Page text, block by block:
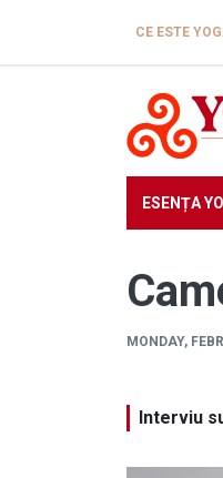
CE ESTE
ESENȚA
MONDAY,
Interviu